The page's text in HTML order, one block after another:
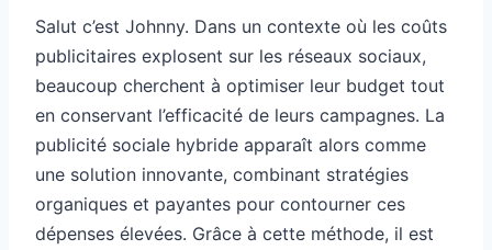
Salut c’est Johnny. Dans un contexte où les coûts
publicitaires explosent sur les réseaux sociaux,
beaucoup cherchent à optimiser leur budget tout
en conservant l’efficacité de leurs campagnes. La
publicité sociale hybride apparaît alors comme
une solution innovante, combinant stratégies
organiques et payantes pour contourner ces
dépenses élevées. Grâce à cette méthode, il est